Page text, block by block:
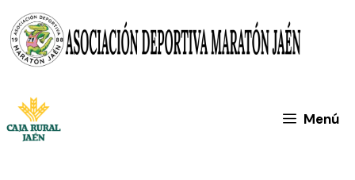
contenido
Menú